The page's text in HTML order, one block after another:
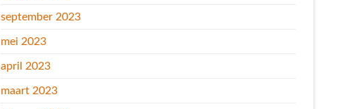
september 2023
mei 2023
april 2023
maart 2023